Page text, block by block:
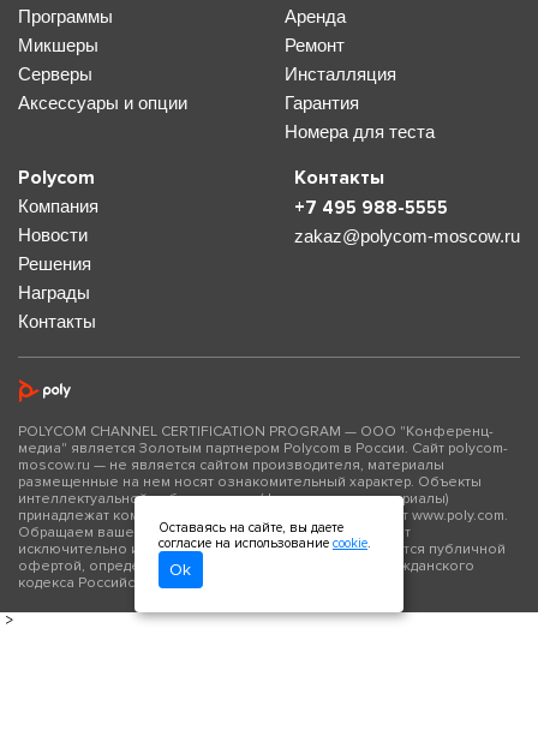
Программы
Микшеры
Серверы
Аксессуары и опции
Аренда
Ремонт
Инсталляция
Гарантия
Номера для теста
Polycom
Компания
Новости
Решения
Награды
Контакты
Контакты
+7 495 988-5555
zakaz@polycom-moscow.ru
POLYCOM CHANNEL CERTIFICATION PROGRAM — ООО "Конференц-
медиа" является Золотым партнером Polycom в России. Сайт polycom-
moscow.ru — не является сайтом производителя, материалы
размещенные на нем носят ознакомительный характер. Объекты
интеллектуальной собственности (фото- и видео материалы)
принадлежат компании Polycom Inc., официальный сайт www.poly.com.
Обращаем ваше внимание на то, что данный сайт носит
исключительно информационный характер и не является публичной
офертой, определяемой положениями Статьи 437 Гражданского
кодекса Российской Федерации.
>
Оставаясь на сайте, вы даете
согласие на использование cookie.
Ok